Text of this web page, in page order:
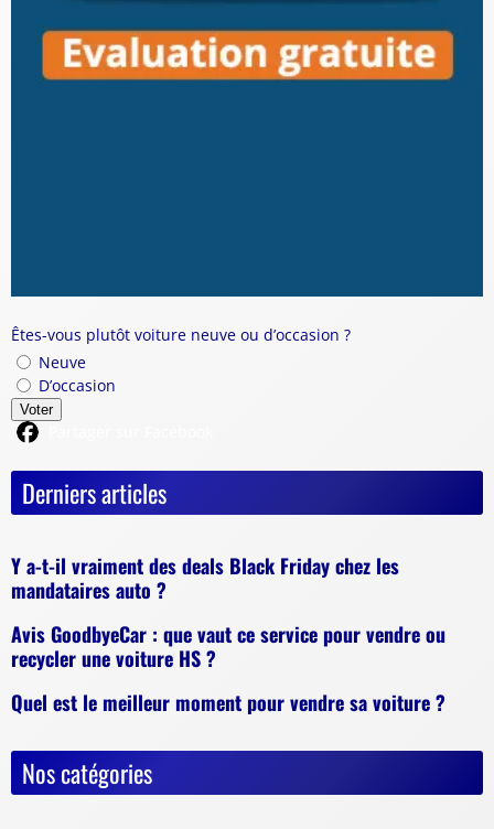
Êtes-vous plutôt voiture neuve ou d’occasion ?
Neuve
D’occasion
Voter
Derniers articles
Y a-t-il vraiment des deals Black Friday chez les
mandataires auto ?
Avis GoodbyeCar : que vaut ce service pour vendre ou
recycler une voiture HS ?
Quel est le meilleur moment pour vendre sa voiture ?
Nos catégories